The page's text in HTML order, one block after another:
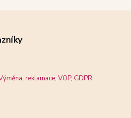
reklamace, VOP, GDPR